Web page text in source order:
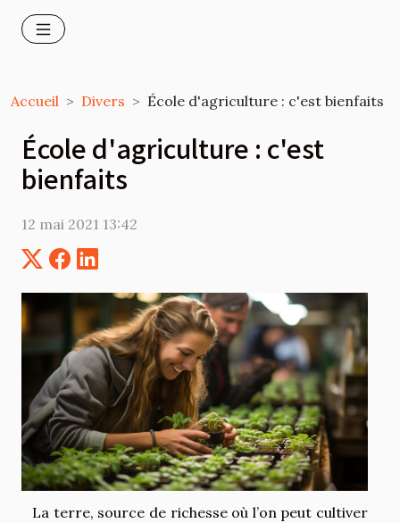
Accueil Divers École d'agriculture : c'est bienfaits
École d'agriculture : c'est
bienfaits
12 mai 2021 13:42
La terre, source de richesse où l’on peut cultiver